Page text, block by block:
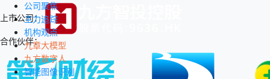
公司聚焦
主力追踪
机构观点
九章大模型
九方数字人
智能图像识别
上市公司：
合作伙伴：